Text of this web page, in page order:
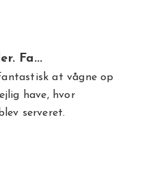
Fa...
at vågne op
have, hvor
serveret.